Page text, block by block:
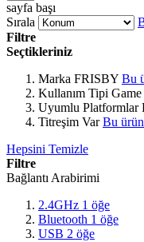
sayfa başı
Sırala
Filtre
Seçtikleriniz
Marka FRISBY Bu
Kullanım Tipi Game
Uyumlu Platformlar
Titreşim Var Bu
Hepsini Temizle
Filtre
Bağlantı Arabirimi
2.4GHz 1 öğe
Bluetooth 1 öğe
USB 2 öğe